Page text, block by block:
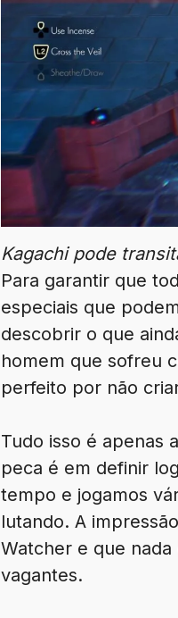
Kagachi pode
Para garantir que
especiais que
descobrir o que
homem que sofreu
perfeito por não
Tudo isso é apenas
peca é em definir
tempo e jogamos
lutando. A
Watcher e que
vagantes.